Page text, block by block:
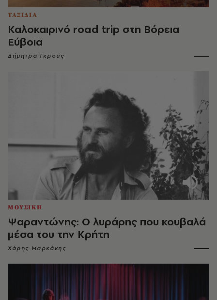
ΤΑΞΙΔΙΑ
Καλοκαιρινό road trip στη Βόρεια
Εύβοια
Δήμητρα Γκρους
ΜΟΥΣΙΚΗ
Ψαραντώνης: Ο λυράρης που κουβαλά
μέσα του την Κρήτη
Χάρης Μαρκάκης